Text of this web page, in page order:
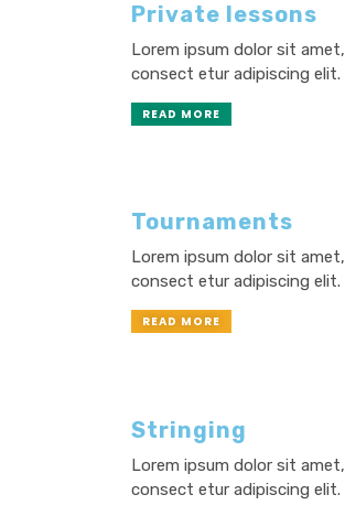
Private lessons
Lorem ipsum dolor sit amet,
consect etur adipiscing elit.
READ MORE
Tournaments
Lorem ipsum dolor sit amet,
consect etur adipiscing elit.
READ MORE
Stringing
Lorem ipsum dolor sit amet,
consect etur adipiscing elit.